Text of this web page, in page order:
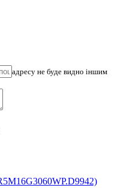
адресу не буде видно іншим